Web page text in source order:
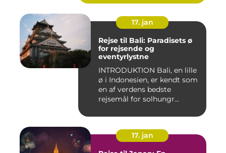
17. jan
Rejse til Bali: Paradisets ø
for rejsende og
eventyrlystne
INTRODUKTION Bali, en lille
ø i Indonesien, er kendt som
en af verdens bedste
rejsemål for solhungr...
17. jan